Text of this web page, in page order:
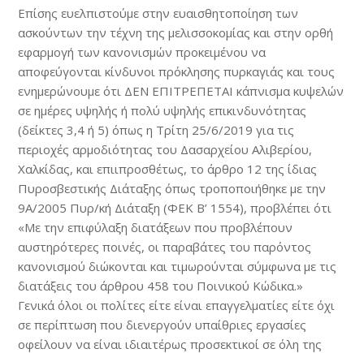
Επίσης ευελπιστούμε στην ευαισθητοποίηση των
ασκούντων την τέχνη της μελισσοκομίας και στην ορθή
εφαρμογή των κανονισμών προκειμένου να
αποφεύγονται κίνδυνοι πρόκλησης πυρκαγιάς και τους
ενημερώνουμε ότι ΔΕΝ ΕΠΙΤΡΕΠΕΤΑΙ κάπνισμα κυψελών
σε ημέρες υψηλής ή πολύ υψηλής επικινδυνότητας
(δείκτες 3,4 ή 5) όπως η Τρίτη 25/6/2019 για τις
περιοχές αρμοδιότητας του Δασαρχείου Αλιβερίου,
Χαλκίδας, και επιιπροσθέτως, το άρθρο 12 της ίδιας
Πυροσβεστικής Διάταξης όπως τροποποιήθηκε με την
9Α/2005 Πυρ/κή Διάταξη (ΦΕΚ Β’ 1554), προβλέπει ότι
«Με την επιφύλαξη διατάξεων που προβλέπουν
αυστηρότερες ποινές, οι παραβάτες του παρόντος
κανονισμού διώκονται και τιμωρούνται σύμφωνα με τις
διατάξεις του άρθρου 458 του Ποινικού Κώδικα.»
Γενικά όλοι οι πολίτες είτε είναι επαγγελματίες είτε όχι
σε περίπτωση που διενεργούν υπαίθριες εργασίες
οφείλουν να είναι ιδιαιτέρως προσεκτικοί σε όλη της